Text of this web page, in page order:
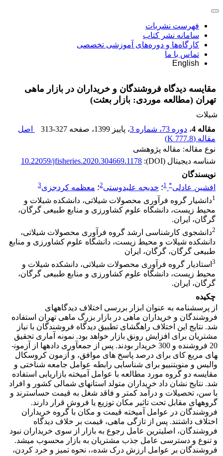
فهرست نشریات
سامانه نشر کتاب
کارگاه‌ها و دوره‌های آموزشی تخصصی
تماس با ما
English
مقایسه دیدگاه فروشندگان و خریداران در بازار ماهی
تهران (مطالعه موردی: بازار بعثت)
شیلات
مقاله 4
، دوره 73، شماره 3 ، پاییز 1399 ، صفحه 313-327
اصل
مقاله (777.8 K
)
نوع مقاله: مقاله پژوهشی
شناسه دیجیتال (DOI):
10.22059/jfisheries.2020.304669.1178
نویسندگان
افشین عادلی*
1؛ خدیجه علیدوستی2؛ معظمه کردجزی3
1دانشیار گروه فرآوری محصولات شیلاتی، دانشکده شیلات و
محیط زیست، دانشگاه علوم کشاورزی و منابع طبیعی گرگان،
گرگان، ایران.
2دانشجوی کارشناسی ارشد گروه فرآوری محصولات شیلاتی،
دانشکده شیلات و محیط زیست، دانشگاه علوم کشاورزی و منابع
طبیعی گرگان، گرگان، ایران
3 استادیار گروه فرآوری محصولات شیلاتی، دانشکده شیلات و
محیط زیست، دانشگاه علوم کشاورزی و منابع طبیعی گرگان،
گرگان، ایران.
چکیده
از پرسشنامه به عنوان ابزار بررسی اختلاف دیدگاه­های
فروشندگان و خریداران ماهی در بازار بزرگ ماهی تهران استفاده
شد. نتایج این اختلاف راهگشای تطبیق دیدگاه فروشندگان با نیاز
مشتریان برای افزایش رونق بازار خواهد بود. نمونه آماری تحقیق
20 فروشنده و 300 خریدار بودند. پس از جمع­آوری داده­ها از آزمون­
های­ مربع کای برای درصد پاسخ های موافق، و آزمون کروسکال
والیس و من­ویتنی­یو برای شناسایی رابطه عوامل جامعه شناختی و
مقایسه دو گروه مورد مطالعه با عوامل آمیخته بازاریابی استفاده
شد. نتایج نشان داد خریداران متولد استان­های شمالی کشور و افراد
با سن، تحصیلات و درآمد کمتر و فاقد شغل به قیمت حساس­ترند و
گروه­های مقابل تحت تاثیر مکان توزیع یا فروش قرار دارند.
فروشندگان در عوامل آمیخته قیمت و مکان با گروه خریداران
اختلاف داشتند. پس از تازگی ماهی، قیمت بر خلاف دیدگاه
فروشندگان، اصلی­ترین عامل رجوع به بازار از سوی خریداران نبود
و تنوع و دسترسی عامل جذب مشتریان به بازار محسوب می­شد.
فروشندگان بر عوامل ارزش درک شده،، نحوه تمیز و خرد کردن،